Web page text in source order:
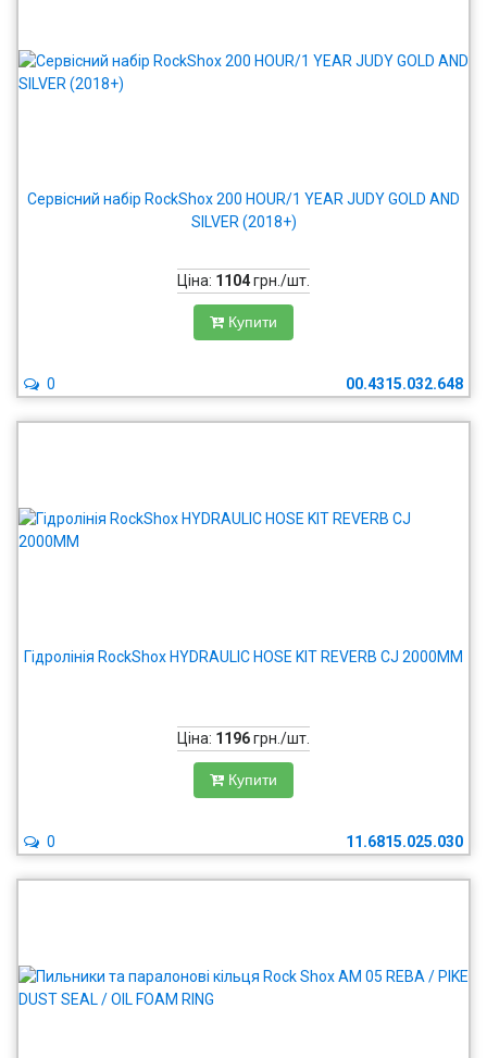
Сервісний набір RockShox 200 HOUR/1 YEAR JUDY GOLD AND
SILVER (2018+)
Ціна: 1104грн./шт.
Купити
00.4315.032.648
0
Гідролінія RockShox HYDRAULIC HOSE KIT REVERB CJ 2000MM
Ціна: 1196грн./шт.
Купити
11.6815.025.030
0